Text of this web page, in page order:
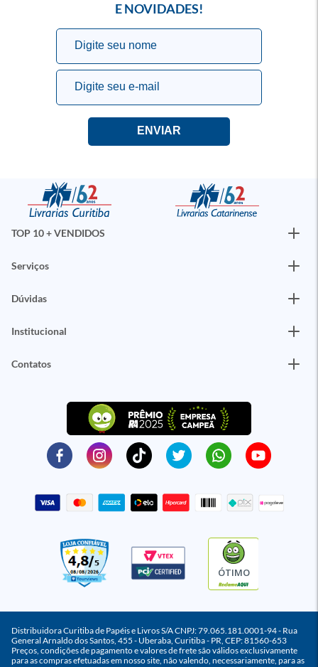
E NOVIDADES!
TOP 10 + VENDIDOS
Serviços
Dúvidas
Institucional
Contatos
ÓTIMO
Distribuidora Curitiba de Papéis e Livros S/A CNPJ: 79.065.181.0001-94 - Rua
General Arnaldo dos Santos, 455 - Uberaba, Curitiba - PR, CEP: 81560-653
Preços, condições de pagamento e valores de frete são válidos exclusivamente
para as compras efetuadas em nosso site, não valendo, necessariamente, para as